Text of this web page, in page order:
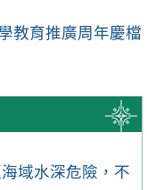
域水深危險，不
教育推廣周年慶檔